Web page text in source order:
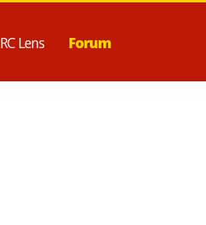
RC Lens Forum